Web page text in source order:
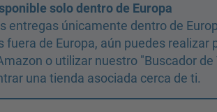
solo dentro de Europa
entregas únicamente dentro de
fuera de Europa, aún puedes realizar
o utilizar nuestro "Buscador de
una tienda asociada cerca de ti.